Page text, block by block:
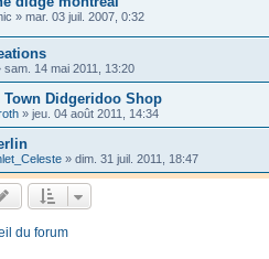
» mar. 03 juil. 2007, 0:32
sam. 14 mai 2011, 13:20
Town Didgeridoo Shop
» jeu. 04 août 2011, 14:34
» dim. 31 juil. 2011, 18:47
du forum